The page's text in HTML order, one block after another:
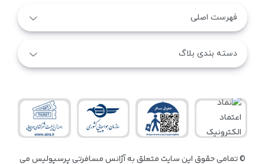
فهرست اصلی
دسته بندی بلاگ
© تمامی حقوق این سایت متعلق به آژانس مسافرتی پرسپولیس می